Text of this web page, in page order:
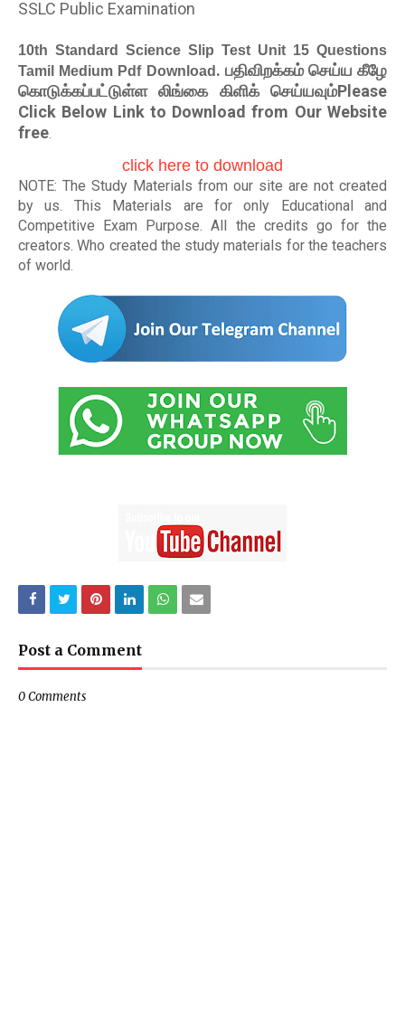
SSLC Public Examination
10th Standard Science Slip Test Unit 15 Questions
Tamil Medium Pdf Download . பதிவிறக்கம் செய்ய கீழே
கொடுக்கப்பட்டுள்ள லிங்கை கிளிக் செய்யவும்Please
Click Below Link to Download from Our Website
free
click here to download
NOTE: The Study Materials from our site are not created
by us. This Materials are for only Educational and
Competitive Exam Purpose. All the credits go for the
creators. Who created the study materials for the teachers
of world
Post a Comment
0 Comments